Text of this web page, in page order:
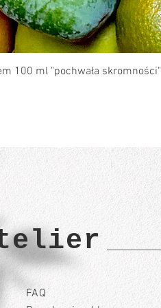
100 ml "pochwała skromności"
FAQ